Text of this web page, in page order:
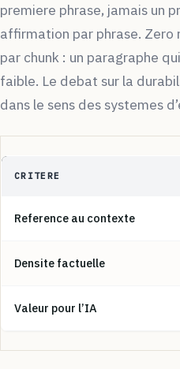
premiere phrase, jamais un
affirmation par phrase. Zero
par chunk : un paragraphe
faible. Le debat sur la
dans le sens des systemes
CRITERE
Reference au contexte
Densite factuelle
Valeur pour l’IA